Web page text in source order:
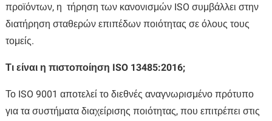
προϊόντων, η τήρηση των κανονισμών ISO συμβάλλει στην
διατήρηση σταθερών επιπέδων ποιότητας σε όλους τους
τομείς.
Τι είναι η πιστοποίηση ISO 13485:2016;
Το ISO 9001 αποτελεί το διεθνές αναγνωρισμένο πρότυπο
για τα συστήματα διαχείρισης ποιότητας, που επιτρέπει στις